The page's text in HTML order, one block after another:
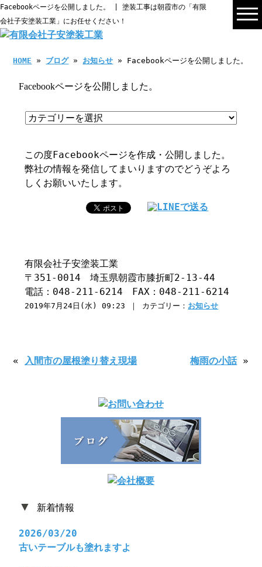
Facebookページを公開しました。 | 塗装工事は朝霞市の「有限
会社子安塗装工業」にお任せください！
HOME » ブログ» お知らせ » Facebookページを公開しました。
Facebookページを公開しました。
この度Facebookページを作成・公開しました。
弊社の情報を発信してまいりますのでどうぞよろ
しくお願いいたします。
有限会社子安塗装工業
〒351-0014 埼玉県朝霞市膝折町2-13-44
電話：048-211-6214 FAX：048-211-6214
2019年7月24日(水) 09:23 ｜ カテゴリー： お知らせ
« 入間市の屋根塗り替え現場 梅雨の小話»
▼ 新着情報
2026/03/20
古いテーブルも塗れますよ